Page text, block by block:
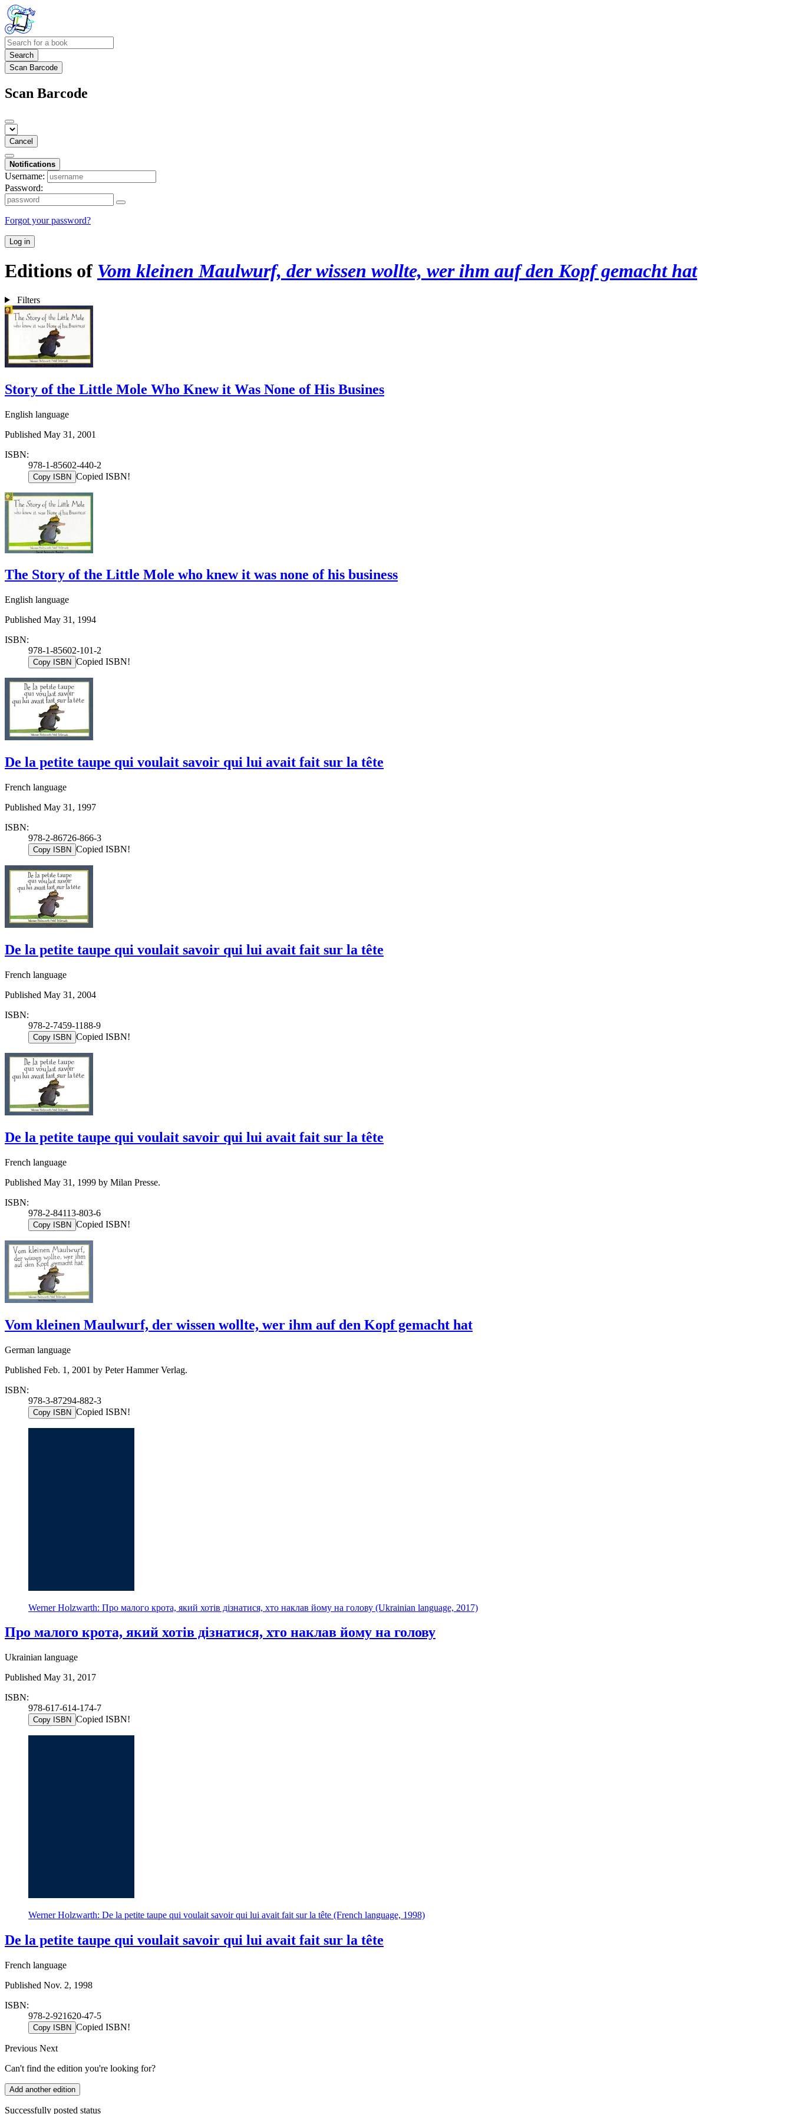
Search
Scan Barcode
Scan Barcode
Cancel
Notifications
Username:
Password:
Forgot your password?
Log in
Editions of Vom kleinen Maulwurf, der wissen wollte, wer ihm auf den Kopf gemacht hat
Filters
Story of the Little Mole Who Knew it Was None of His Busines
English language
Published May 31, 2001
ISBN:
978-1-85602-440-2
Copy ISBN Copied ISBN!
The Story of the Little Mole who knew it was none of his business
English language
Published May 31, 1994
ISBN:
978-1-85602-101-2
Copy ISBN Copied ISBN!
De la petite taupe qui voulait savoir qui lui avait fait sur la tête
French language
Published May 31, 1997
ISBN:
978-2-86726-866-3
Copy ISBN Copied ISBN!
De la petite taupe qui voulait savoir qui lui avait fait sur la tête
French language
Published May 31, 2004
ISBN:
978-2-7459-1188-9
Copy ISBN Copied ISBN!
De la petite taupe qui voulait savoir qui lui avait fait sur la tête
French language
Published May 31, 1999 by Milan Presse.
ISBN:
978-2-84113-803-6
Copy ISBN Copied ISBN!
Vom kleinen Maulwurf, der wissen wollte, wer ihm auf den Kopf gemacht hat
German language
Published Feb. 1, 2001 by Peter Hammer Verlag.
ISBN:
978-3-87294-882-3
Copy ISBN Copied ISBN!
Werner Holzwarth: Про малого крота, який хотів дізнатися, хто наклав йому на голову (Ukrainian language, 2017)
Про малого крота, який хотів дізнатися, хто наклав йому на голову
Ukrainian language
Published May 31, 2017
ISBN:
978-617-614-174-7
Copy ISBN Copied ISBN!
Werner Holzwarth: De la petite taupe qui voulait savoir qui lui avait fait sur la tête (French language, 1998)
De la petite taupe qui voulait savoir qui lui avait fait sur la tête
French language
Published Nov. 2, 1998
ISBN:
978-2-921620-47-5
Copy ISBN Copied ISBN!
Previous Next
Can't find the edition you're looking for?
Add another edition
Successfully posted status